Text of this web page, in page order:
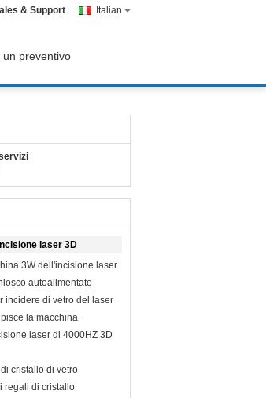
Italian
& Support
un preventivo
laser 3D
3W dell'incisione laser
autoalimentato
incidere di vetro del laser
la macchina
laser di 4000HZ 3D
cristallo di vetro
regali di cristallo